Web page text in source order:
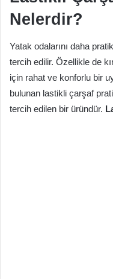
Nelerdir?
Yatak odalarını daha
tercih edilir. Özellikle de
için rahat ve konforlu bir
bulunan lastikli çarşaf
tercih edilen bir üründür.